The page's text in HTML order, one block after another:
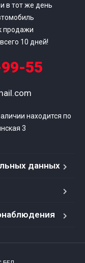
в тот же день
продажи
10 дней!
55
находится по
3
данных